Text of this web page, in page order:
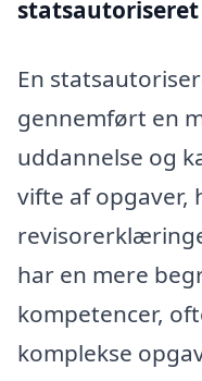
statsautoriseret
En
gennemført en
uddannelse og
vifte af opgaver,
har en mere
kompetencer,
komplekse